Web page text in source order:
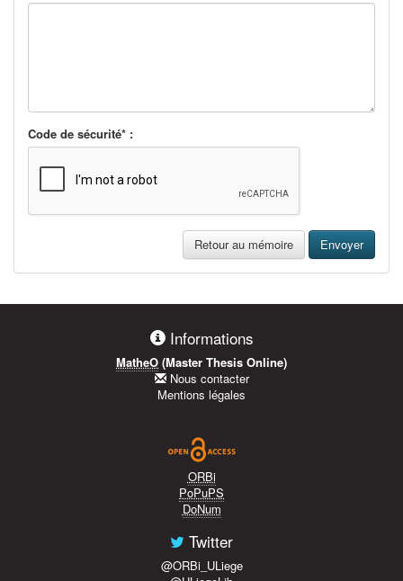
Code de sécurité* :
Retour au mémoire Envoyer
Informations
MatheO (Master Thesis Online)
Nous contacter
Mentions légales
ORBi
PoPuPS
DoNum
Twitter
@ORBi_ULiege